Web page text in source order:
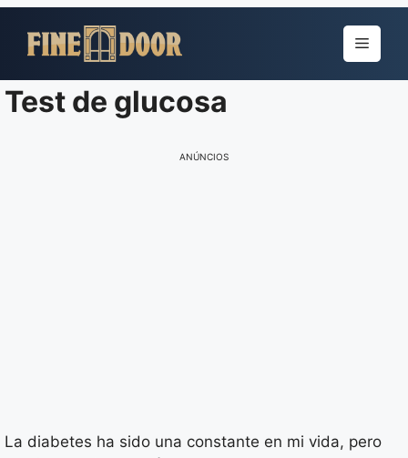
para
conteúdo
Menu
Test de glucosa
ANÚNCIOS
La diabetes ha sido una constante en mi vida, pero